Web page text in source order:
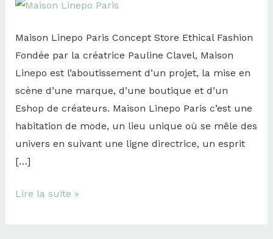
Maison Linepo Paris Concept Store Ethical Fashion
Fondée par la créatrice Pauline Clavel, Maison
Linepo est l’aboutissement d’un projet, la mise en
scène d’une marque, d’une boutique et d’un
Eshop de créateurs. Maison Linepo Paris c’est une
habitation de mode, un lieu unique où se mêle des
univers en suivant une ligne directrice, un esprit
[…]
Lire la suite »